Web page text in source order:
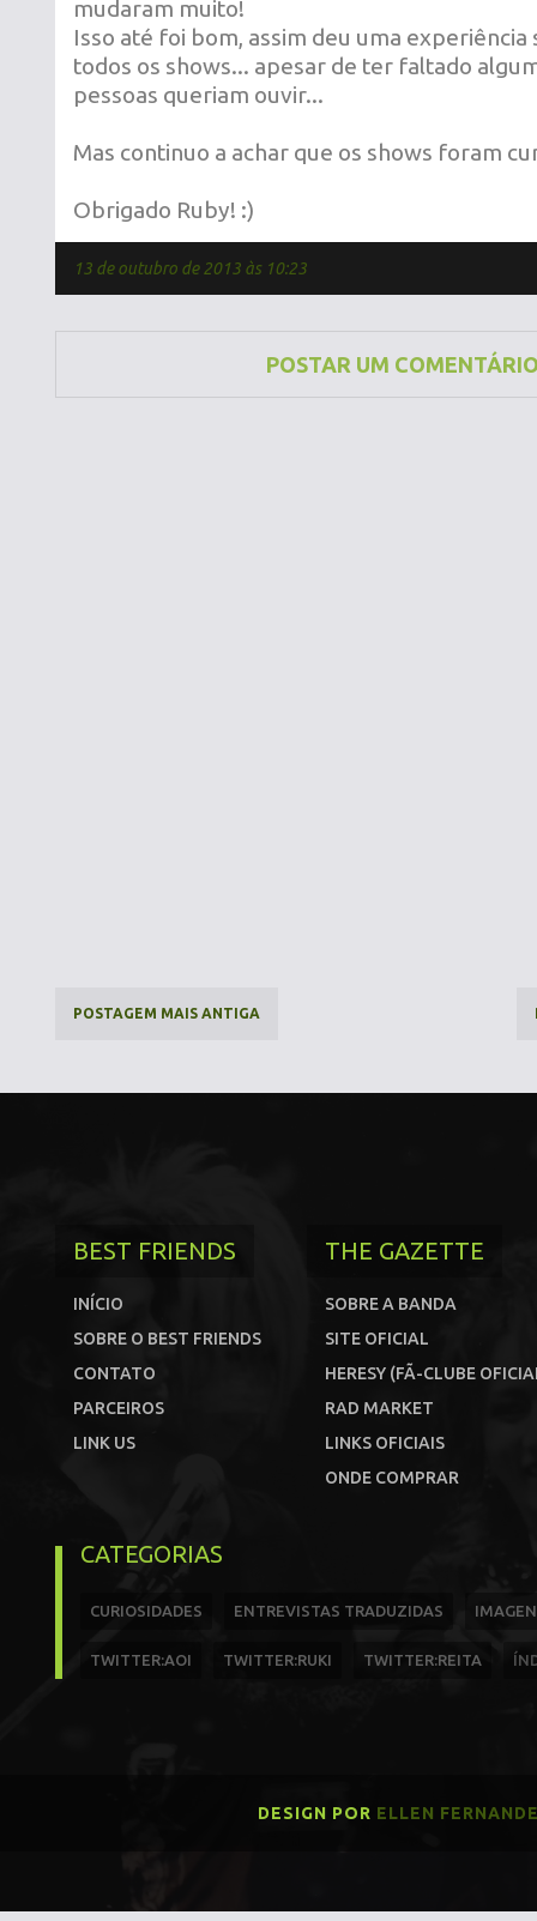
mudaram muito!
Isso até foi bom, assim deu uma
todos os shows... apesar de ter faltado
pessoas queriam ouvir...
Mas continuo a achar que os shows foram
Obrigado Ruby! :)
13 de outubro de 2013 às 10:23
POSTAR UM
POSTAGEM MAIS ANTIGA
BEST FRIENDS
INÍCIO
SOBRE O BEST FRIENDS
CONTATO
PARCEIROS
LINK US
THE GAZETTE
SOBRE A BANDA
SITE OFICIAL
HERESY (FÃ-CLUBE
RAD MARKET
LINKS OFICIAIS
ONDE COMPRAR
CATEGORIAS
CURIOSIDADES ENTREVISTAS TRADUZIDAS
TWITTER:AOI TWITTER:RUKI TWITTER:REITA
DESIGN POR ELLEN